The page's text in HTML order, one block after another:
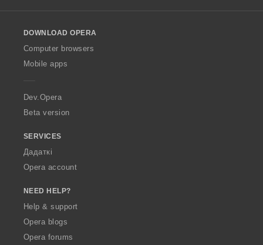
w
O
p
a
DOWNLOAD OPERA
Computer browsers
Mobile apps
Dev.Opera
Beta version
SERVICES
Дадаткі
Opera account
NEED HELP?
Help & support
Opera blogs
Opera forums